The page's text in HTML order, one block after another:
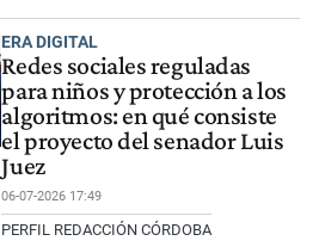
ERA DIGITAL
Redes sociales reguladas
para niños y protección a los
algoritmos: en qué consiste
el proyecto del senador Luis
Juez
06-07-2026 17:49
PERFIL REDACCIÓN CÓRDOBA